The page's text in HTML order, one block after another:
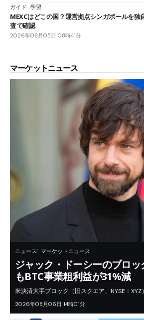
ガイド 学習
MEXCはどこの国？運営拠点シンガポールを独
査で確認
2026年08月05日 08時41分
マーケットニュース
ニュース マーケットニュース
ジャック・ドーシーのブロ
もBTC事業粗利益が31%減
米決済大手ブロック（旧スクエア、NYSE：
2026年08月06日 14時01分